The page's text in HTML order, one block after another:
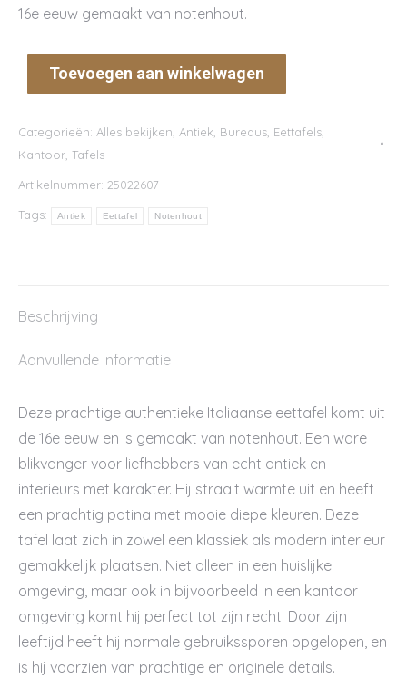
16e eeuw gemaakt van notenhout.
Toevoegen aan winkelwagen
Categorieën: Alles bekijken Antiek Bureaus Eettafels
Kantoor Tafels
Artikelnummer: 25022607
Tags: Antiek Eettafel Notenhout
Beschrijving
Aanvullende informatie
Deze prachtige authentieke Italiaanse eettafel komt uit
de 16e eeuw en is gemaakt van notenhout. Een ware
blikvanger voor liefhebbers van echt antiek en
interieurs met karakter. Hij straalt warmte uit en heeft
een prachtig patina met mooie diepe kleuren. Deze
tafel laat zich in zowel een klassiek als modern interieur
gemakkelijk plaatsen. Niet alleen in een huislijke
omgeving, maar ook in bijvoorbeeld in een kantoor
omgeving komt hij perfect tot zijn recht. Door zijn
leeftijd heeft hij normale gebruikssporen opgelopen, en
is hij voorzien van prachtige en originele details.